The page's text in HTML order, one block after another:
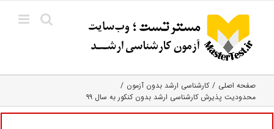
content
صفحه اصلی
کارشناسی ارشد بدون آزمون
محدودیت پذیرش کارشناسی ارشد بدون کنکور به سال ۹۹